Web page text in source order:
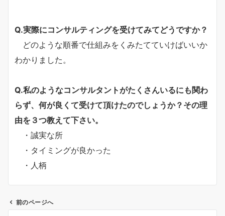
Q.実際にコンサルティングを受けてみてどうですか？
どのような順番で仕組みをくみたてていけばいいか
わかりました。
Q.私のようなコンサルタントがたくさんいるにも関わ
らず、何が良くて受けて頂けたのでしょうか？その理
由を３つ教えて下さい。
・誠実な所
・タイミングが良かった
・人柄
前のページへ